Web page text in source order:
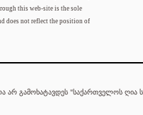
this web-site is the sole
does not reflect the position of
გამოხატავდეს "საქართველოს ღია